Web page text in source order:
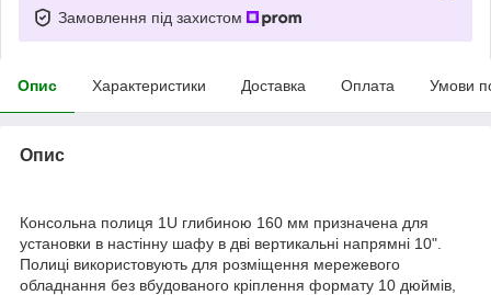
Замовлення під захистом
Опис Характеристики Доставка Оплата Умови
Опис
Консольна полиця 1U глибиною 160 мм призначена для
установки в настінну шафу в дві вертикальні напрямні 10".
Полиці використовують для розміщення мережевого
обладнання без вбудованого кріплення формату 10 дюймів,